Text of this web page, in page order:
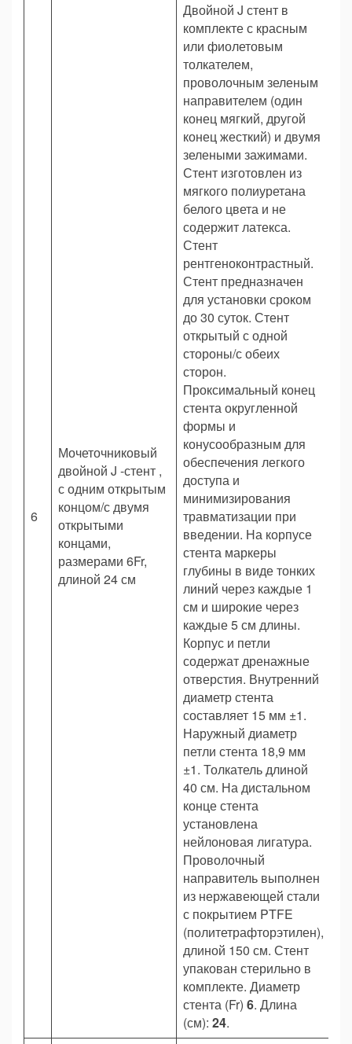
6
Мочеточниковый
двойной J -стент ,
с одним открытым
концом/с двумя
открытыми
концами,
размерами 6Fr,
длиной 24 см
Двойной J стент в
комплекте с красным
или фиолетовым
толкателем,
проволочным зеленым
направителем (один
конец мягкий, другой
конец жесткий) и двумя
зелеными зажимами.
Стент изготовлен из
мягкого полиуретана
белого цвета и не
содержит латекса.
Стент
рентгеноконтрастный.
Стент предназначен
для установки сроком
до 30 суток. Стент
открытый с одной
стороны/с обеих
сторон.
Проксимальный конец
стента округленной
формы и
конусообразным для
обеспечения легкого
доступа и
минимизирования
травматизации при
введении. На корпусе
стента маркеры
глубины в виде тонких
линий через каждые 1
см и широкие через
каждые 5 см длины.
Корпус и петли
содержат дренажные
отверстия. Внутренний
диаметр стента
составляет 15 мм ±1.
Наружный диаметр
петли стента 18,9 мм
±1. Толкатель длиной
40 см. На дистальном
конце стента
установлена
нейлоновая лигатура.
Проволочный
направитель выполнен
из нержавеющей стали
с покрытием PTFE
(политетрафторэтилен),
длиной 150 см. Стент
упакован стерильно в
комплекте. Диаметр
стента (Fr) 6. Длина
(см): 24.